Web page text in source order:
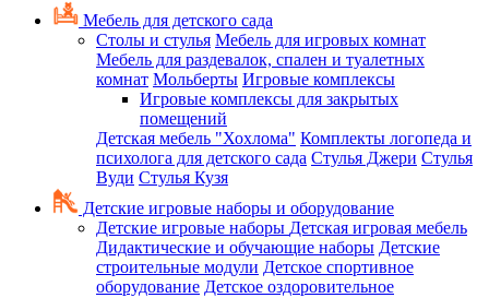
Мебель для детского сада
Столы и стулья Мебель для игровых комнат
Мебель для раздевалок, спален и туалетных
комнат Мольберты Игровые комплексы
Игровые комплексы для закрытых
помещений
Детская мебель "Хохлома" Комплекты логопеда и
психолога для детского сада Стулья Джери Стулья
Вуди Стулья Кузя
Детские игровые наборы и оборудование
Детские игровые наборы Детская игровая мебель
Дидактические и обучающие наборы Детские
строительные модули Детское спортивное
оборудование Детское оздоровительное